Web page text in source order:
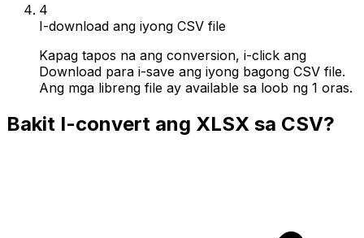
4
I-download ang iyong CSV file
Kapag tapos na ang conversion, i-click ang
Download para i-save ang iyong bagong CSV file.
Ang mga libreng file ay available sa loob ng 1 oras.
Bakit I-convert ang XLSX sa CSV?